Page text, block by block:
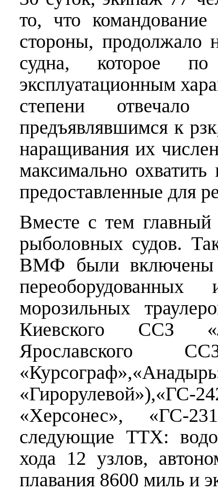
то, что
стороны, продолжало
судна, которое
эксплуатационным
степени
предъявлявшимся к
наращивания их
максимально
предоставленные для
Вместе с тем
рыболовных судов.
ВМФ были включены
морозильных
Киевского ССЗ
Ярославского
«Гирорулевой»),«ГС-
«Херсонес», «ГС-
следующие ТТХ:
хода 12 узлов,
плавания 8600 миль и